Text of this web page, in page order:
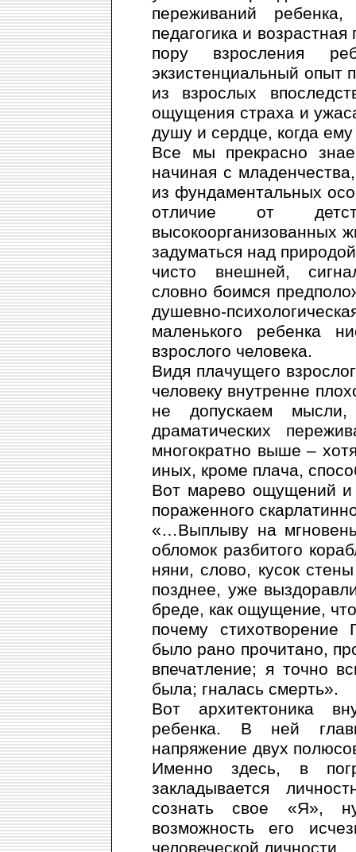
переживаний
педагогика и
пору взросления
экзистенциальный опыт
из взрослых
ощущения страха и
душу и сердце, когда
Все мы прекрасно
начиная с
из фундаментальных
отличие от
высокоорганизованных
задуматься над
чисто внешней,
словно боимся
душевно-
маленького ребенка
взрослого человека.
Видя плачущего
человеку внутренне
не допускаем
драматических
многократно выше –
иных, кроме плача,
Вот марево ощущений и
пораженного
«…Выплыву на
обломок разбитого
няни, слово, кусок
позднее, уже
бреде, как ощущение,
почему
было рано прочитано,
впечатление; я точно
была; гналась смерть».
Вот архитектоника
ребенка. В ней
напряжение двух
Именно здесь, в
закладывается
сознать свое «Я»,
возможность его
человеческой личности.